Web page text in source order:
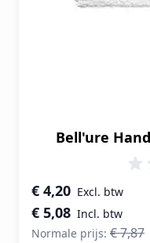
Bell'ure
Speciale prijs
€ 5,08
€ 4,20
Normale prijs: € 7,87